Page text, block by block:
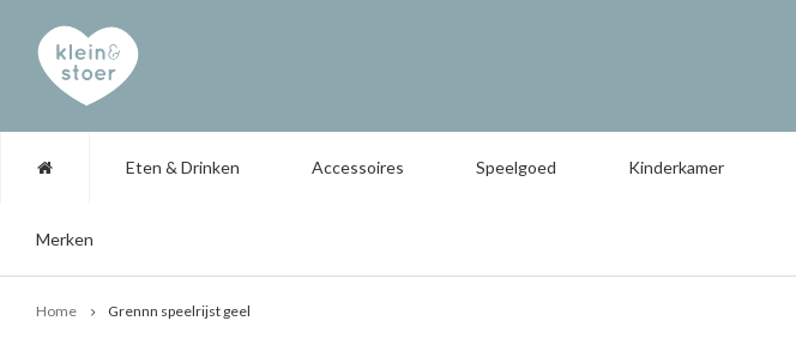
Eten & Drinken Accessoires Speelgoed Kinderkamer
Merken
Home Grennn speelrijst geel